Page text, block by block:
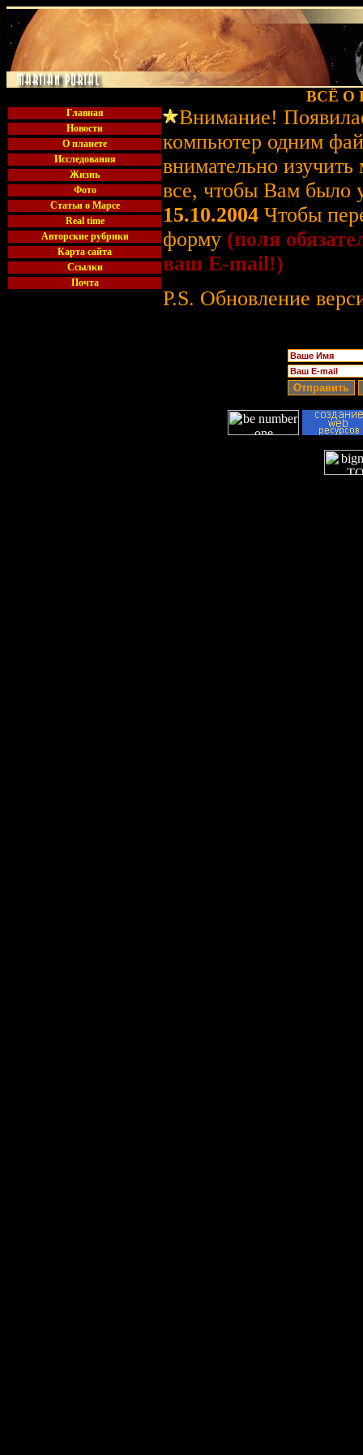
ВСЁ О
Главная
Новости
О планете
Исследования
Жизнь
Фото
Статьи о Марсе
Real time
Авторские рубрики
Карта сайта
Ссылки
Почта
Внимание!
компьютер одним
внимательно
все, чтобы Вам было
15.10.2004 Чтобы
форму (поля
ваш E-mail!)
P.S. Обновление